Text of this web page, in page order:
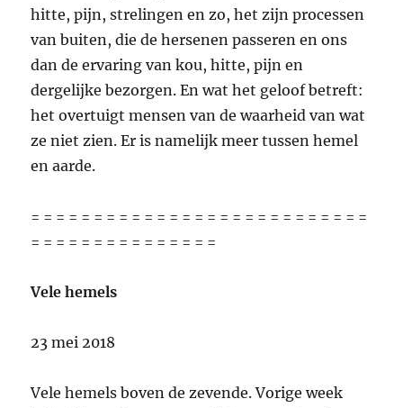
hitte, pijn, strelingen en zo, het zijn processen
van buiten, die de hersenen passeren en ons
dan de ervaring van kou, hitte, pijn en
dergelijke bezorgen. En wat het geloof betreft:
het overtuigt mensen van de waarheid van wat
ze niet zien. Er is namelijk meer tussen hemel
en aarde.
= = = = = = = = = = = = = = = = = = = = = = = = = = =
= = = = = = = = = = = = = = =
Vele hemels
23 mei 2018
Vele hemels boven de zevende. Vorige week